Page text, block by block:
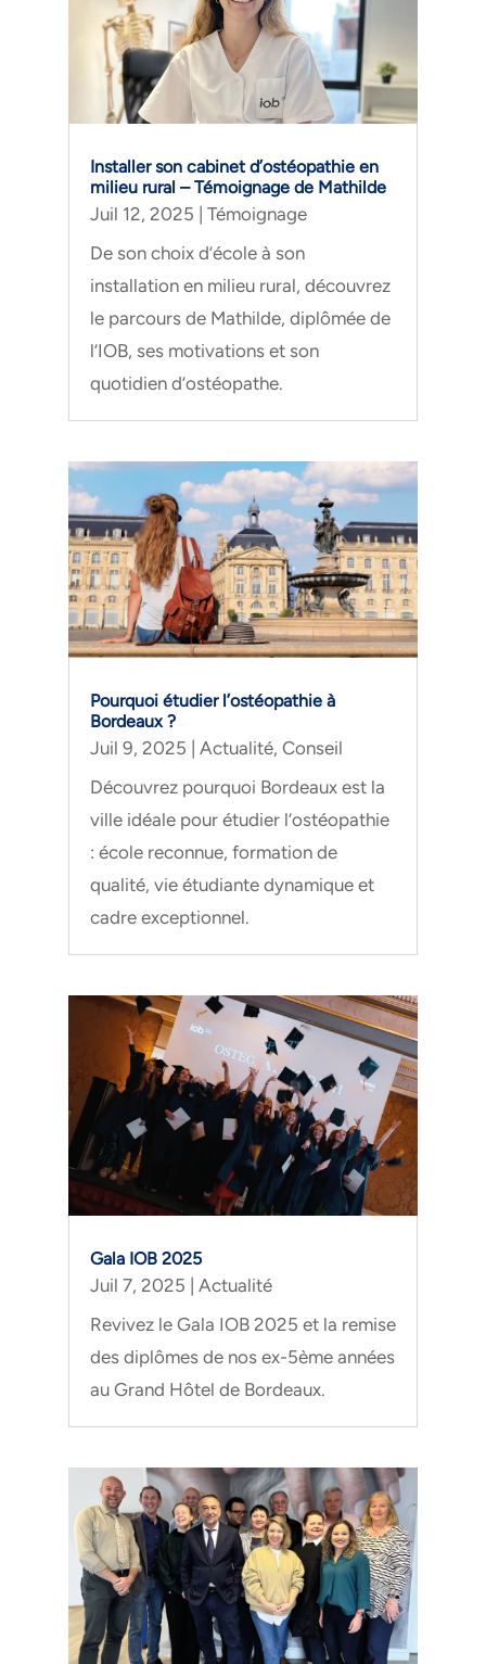
Installer son cabinet d’ostéopathie en
milieu rural – Témoignage de Mathilde
Juil 12, 2025 | Témoignage
De son choix d’école à son
installation en milieu rural, découvrez
le parcours de Mathilde, diplômée de
l’IOB, ses motivations et son
quotidien d’ostéopathe.
Pourquoi étudier l’ostéopathie à
Bordeaux ?
Juil 9, 2025 Actualité, Conseil
Découvrez pourquoi Bordeaux est la
ville idéale pour étudier l’ostéopathie
: école reconnue, formation de
qualité, vie étudiante dynamique et
cadre exceptionnel.
Gala IOB 2025
Juil 7, 2025
Actualité
Revivez le Gala IOB 2025 et la remise
des diplômes de nos ex-5ème années
au Grand Hôtel de Bordeaux.